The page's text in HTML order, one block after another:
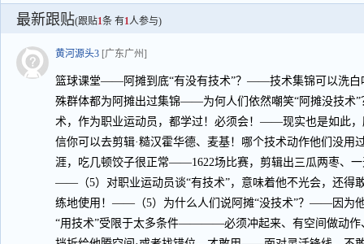
最新跟贴(跟贴1条 有1人参与)
黄河源头3 [广东广州]
篮球课堂——阿摊到底“有没有技术”？——技术集锦可以洗
殊群体都为阿摊出过集锦——为何人们依然嘲笑“阿摊没技术
术，作为职业运动员，都学过！必须会！——现实也是如此
信你可以去剪辑·糙汉霍华德、麦基！哪个技术动作他们没
涯，吃几顿饺子很正常——1622场比赛，剪辑出三瓜两枣、
——（5）对职业运动员谈“有技术”，意味着他不光会，还得
练地使用！——（5）为什么人们说阿摊“没技术”？——因为
“用技术”受限于太多条件————必须冲起来、有空间做动